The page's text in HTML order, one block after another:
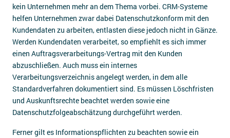
kein Unternehmen mehr an dem Thema vorbei. CRM-Systeme
helfen Unternehmen zwar dabei Datenschutzkonform mit den
Kundendaten zu arbeiten, entlasten diese jedoch nicht in Gänze.
Werden Kundendaten verarbeitet, so empfiehlt es sich immer
einen Auftragsverarbeitungs-Vertrag mit den Kunden
abzuschließen. Auch muss ein internes
Verarbeitungsverzeichnis angelegt werden, in dem alle
Standardverfahren dokumentiert sind. Es müssen Löschfristen
und Auskunftsrechte beachtet werden sowie eine
Datenschutzfolgeabschätzung durchgeführt werden.
Ferner gilt es Informationspflichten zu beachten sowie ein